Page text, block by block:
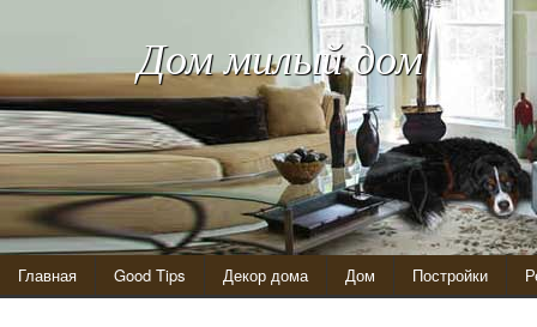
Дом милый дом
Главная Good Tips Декор дома Дом Постройки